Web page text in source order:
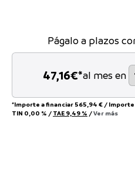
Págalo a plazos
47,16€*al mes en
*Importe a financiar 565,94 € /
TIN 0,00 % / TAE 9,49 % /Ver más